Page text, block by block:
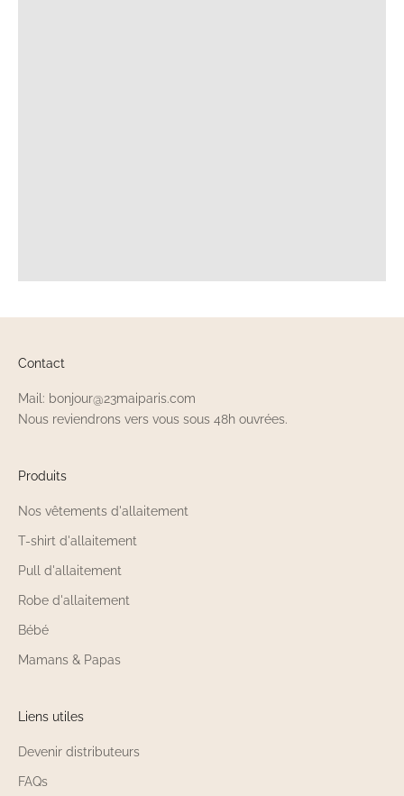
Contact
Mail: bonjour@23maiparis.com
Nous reviendrons vers vous sous 48h ouvrées.
Produits
Nos vêtements d'allaitement
T-shirt d'allaitement
Pull d'allaitement
Robe d'allaitement
Bébé
Mamans & Papas
Liens utiles
Devenir distributeurs
FAQs